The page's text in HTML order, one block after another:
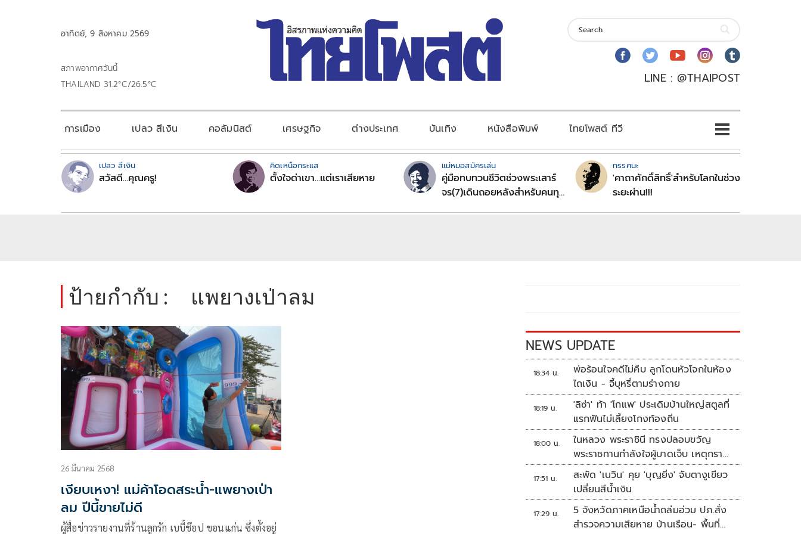
อาทิตย์, 9 สิงหาคม 2569
สภาพอากาศวันนี้
THAILAND 31.2°C/26.5°C
LINE : @THAIPOST
การเมือง เปลว สีเงิน คอลัมนิสต์ เศรษฐกิจ ต่างประเทศ บันเทิง หนังสือพิมพ์ ไทยโพสต์ ทีวี
เปลว สีเงิน
สวัสดี...คุณครู!
คิดเหนือกระแส
ตั้งใจด่าเขา...แต่เราเสียหาย
แม่หมอสมัครเล่น
คู่มือทบทวนชีวิตช่วงพระเสาร์
จร(7)เดินถอยหลังสำหรับคนทุก
ทรรศนะ
'คาถาศักดิ์สิทธิ์'สำหรับโลกในช่วง
ระยะผ่าน!!!
ป้ายกำกับ : แพยางเป่าลม
26 มีนาคม 2568
เงียบเหงา! แม่ค้าโอดสระน้ำ-แพยางเป่า
ลม ปีนี้ขายไม่ดี
ผู้สื่อข่าวรายงานที่ร้านลูกรัก เบบี้ช๊อป ขอนแก่น ซึ่งตั้งอยู่
NEWS UPDATE
18:34 น.
พ่อร้อนใจคดีไม่คืบ ลูกโดนหัวโจกในห้อง
ไถเงิน - จี้บุหรี่ตามร่างกาย
18:19 น.
'ลิซ่า' ท้า 'โกแพ' ประเดิมบ้านใหญ่สตูลที่
แรกฟันไม่เลี้ยงโกงท้องถิ่น
18:00 น.
ในหลวง พระราชินี ทรงปลอบขวัญ
พระราชทานกำลังใจผู้บาดเจ็บ เหตุกราด
ยิง รร.เทพศิรินทร์นนทบุรี
17:51 น.
สะพัด 'เนวิน' คุย 'บุญยิ่ง' จับตางูเขียว
เปลี่ยนสีน้ำเงิน
17:29 น.
5 จังหวัดภาคเหนือน้ำถล่มอ่วม ปภ.สั่ง
สำรวจความเสียหาย บ้านเรือน- พื้นที่